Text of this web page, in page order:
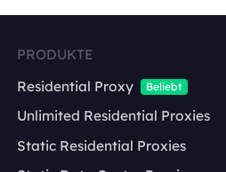
PRODUKTE
Residential Proxy
Beliebt
Unlimited Residential Proxies
Static Residential Proxies